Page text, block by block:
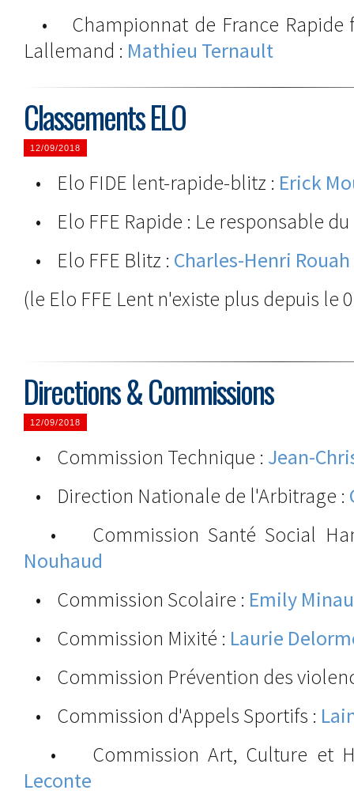
• Championnat de France Rapide
Lallemand : Mathieu Ternault
Classements ELO
12/09/2018
• Elo FIDE lent-rapide-blitz : Erick
• Elo FFE Rapide : Le responsable
• Elo FFE Blitz : Charles-Henri Rouah
(le Elo FFE Lent n'existe plus depuis le
Directions & Commissions
12/09/2018
• Commission Technique : Jean-
• Direction Nationale de l'Arbitrage :
• Commission Santé Social
Nouhaud
• Commission Scolaire : Emily
• Commission Mixité : Laurie
• Commission Prévention des
• Commission d'Appels Sportifs :
• Commission Art, Culture et
Leconte